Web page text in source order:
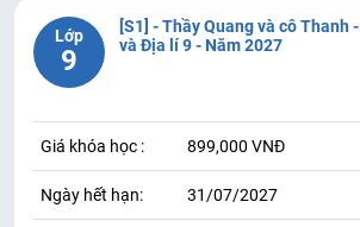
Lớp
9
[S1] - Thầy Quang và cô Thanh - Nền tảng Lịch sử
và Địa lí 9 - Năm 2027
Giá khóa học : 899,000 VNĐ
Ngày hết hạn: 31/07/2027